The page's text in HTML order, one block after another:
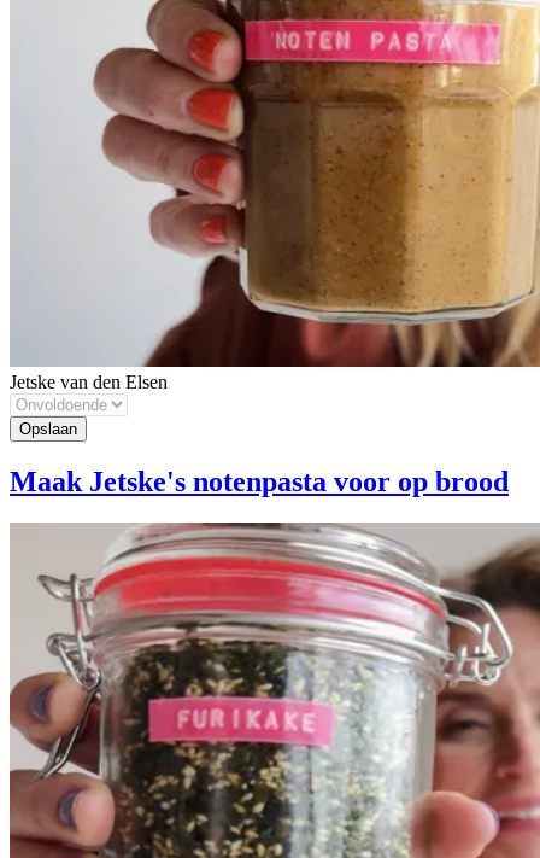
Jetske van den Elsen
Maak Jetske's notenpasta voor op brood